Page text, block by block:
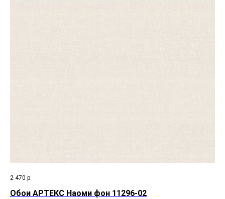
2 470 р.
Обои АРТЕКС Наоми фон 11296-02